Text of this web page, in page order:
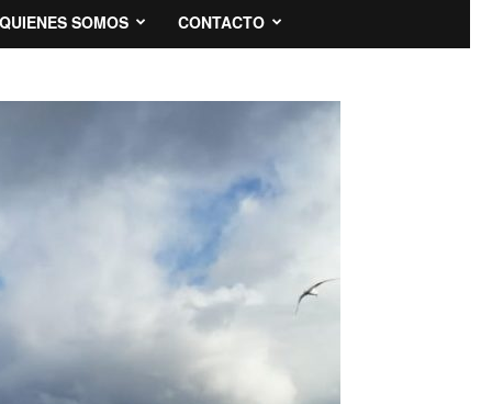
QUIENES SOMOS CONTACTO